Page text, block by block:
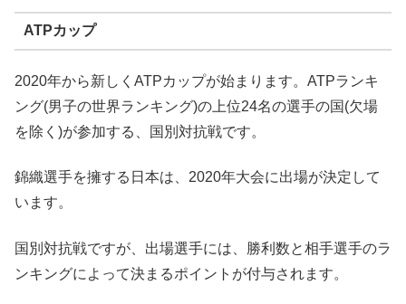
ATPカップ
2020年から新しくATPカップが始まります。ATPランキ
ング(男子の世界ランキング)の上位24名の選手の国(欠場
を除く)が参加する、国別対抗戦です。
錦織選手を擁する日本は、2020年大会に出場が決定して
います。
国別対抗戦ですが、出場選手には、勝利数と相手選手のラ
ンキングによって決まるポイントが付与されます。